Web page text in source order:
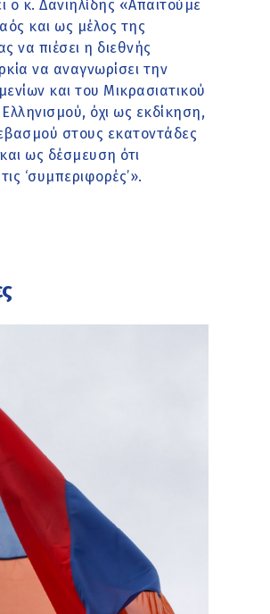
κ. Δανιηλίδης «Απαιτούμε
και ως μέλος της
να πιέσει η διεθνής
να αναγνωρίσει την
και του Μικρασιατικού
όχι ως εκδίκηση,
στους εκατοντάδες
ως δέσμευση ότι
‘συμπεριφορές’».